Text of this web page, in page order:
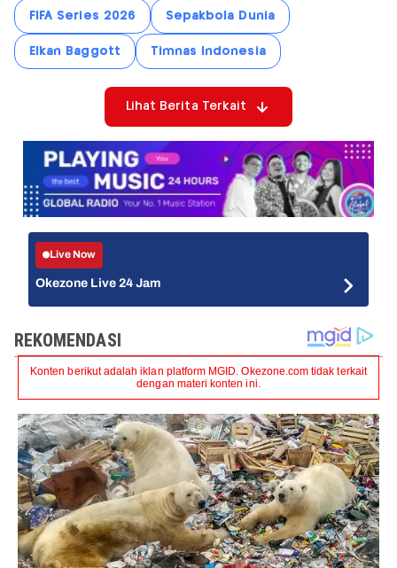
FIFA Series 2026 Sepakbola Dunia
Elkan Baggott Timnas Indonesia
Lihat Berita Terkait
Live Now
Okezone Live 24 Jam